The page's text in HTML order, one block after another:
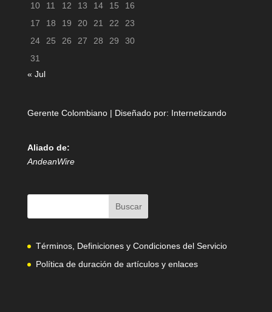
10
11 12 13 14 15
16
17
18 19 20 21 22
23
24
25 26 27 28 29
30
31
« Jul
Gerente Colombiano | Diseñado por: Internetizando
Aliado de:
AndeanWire
Términos, Definiciones y Condiciones del Servicio
Política de duración de artículos y enlaces